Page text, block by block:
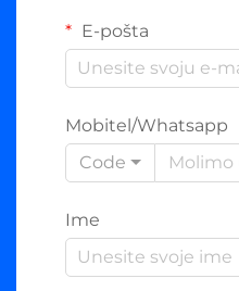
E-pošta
Mobitel/Whatsapp
Code
Ime